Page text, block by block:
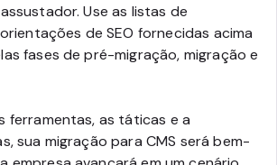
Use as listas de
de SEO fornecidas acima
fases de pré-migração, migração e
ferramentas, as táticas e a
sua migração para CMS será bem-